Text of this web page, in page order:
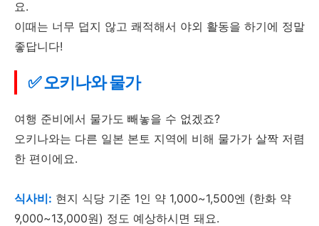
요.
이때는 너무 덥지 않고 쾌적해서 야외 활동을 하기에 정말
좋답니다!
✅ 오키나와 물가
여행 준비에서 물가도 빼놓을 수 없겠죠?
오키나와는 다른 일본 본토 지역에 비해 물가가 살짝 저렴
한 편이에요.
식사비: 현지 식당 기준 1인 약 1,000~1,500엔 (한화 약
9,000~13,000원) 정도 예상하시면 돼요.